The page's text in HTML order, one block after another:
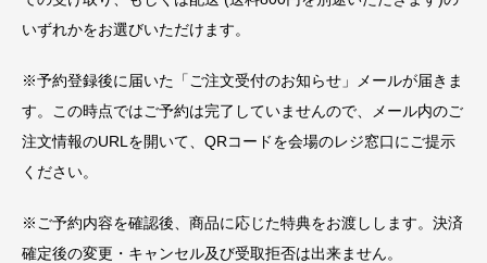
いずれかをお選びいただけます。
※予約登録後に届いた「ご注文受付のお知らせ」メールが届きま
す。この時点ではご予約は完了していませんので、メール内のご
注文情報のURLを開いて、QRコードを会場のレジ窓口にご提示
ください。
※ご予約内容を確認後、商品に応じた特典をお渡しします。決済
確定後の変更・キャンセル及び受取拒否は出来ません。